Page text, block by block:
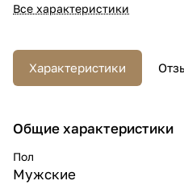
Все характеристики
Характеристики
Общие характеристики
Пол
Мужские